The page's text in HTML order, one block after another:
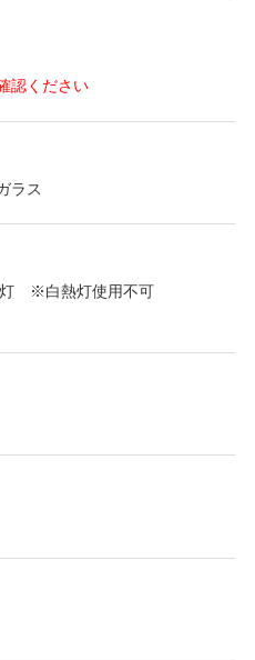
認ください
ラス
灯 ※白熱灯使用不可